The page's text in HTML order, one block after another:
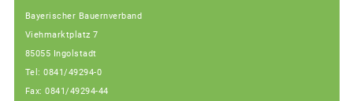
Bayerischer Bauernverband
Viehmarktplatz 7
85055 Ingolstadt
Tel: 0841/49294-0
Fax: 0841/49294-44